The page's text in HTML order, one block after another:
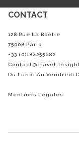
CONTACT
128 Rue La Boétie
75008 Paris
+33 (0)184255682
Contact@Travel-
Du Lundi Au Vendredi
Mentions Légales